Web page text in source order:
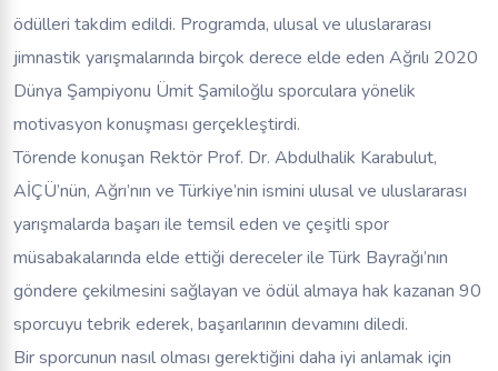
ödülleri takdim edildi. Programda, ulusal ve uluslararası
jimnastik yarışmalarında birçok derece elde eden Ağrılı 2020
Dünya Şampiyonu Ümit Şamiloğlu sporculara yönelik
motivasyon konuşması gerçekleştirdi.
Törende konuşan Rektör Prof. Dr. Abdulhalik Karabulut,
AİÇÜ’nün, Ağrı’nın ve Türkiye’nin ismini ulusal ve uluslararası
yarışmalarda başarı ile temsil eden ve çeşitli spor
müsabakalarında elde ettiği dereceler ile Türk Bayrağı’nın
göndere çekilmesini sağlayan ve ödül almaya hak kazanan 90
sporcuyu tebrik ederek, başarılarının devamını diledi.
Bir sporcunun nasıl olması gerektiğini daha iyi anlamak için